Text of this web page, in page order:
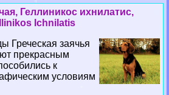
Геллиникос ихнилатис,
Ichnilatis
Греческая заячья
прекрасным
к
условиям